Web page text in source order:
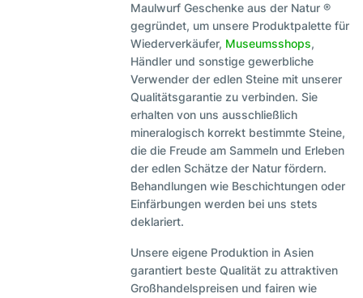
Maulwurf Geschenke aus der Natur ®
gegründet, um unsere Produktpalette für
Wiederverkäufer, Museumsshops,
Händler und sonstige gewerbliche
Verwender der edlen Steine mit unserer
Qualitätsgarantie zu verbinden. Sie
erhalten von uns ausschließlich
mineralogisch korrekt bestimmte Steine,
die die Freude am Sammeln und Erleben
der edlen Schätze der Natur fördern.
Behandlungen wie Beschichtungen oder
Einfärbungen werden bei uns stets
deklariert.
Unsere eigene Produktion in Asien
garantiert beste Qualität zu attraktiven
Großhandelspreisen und fairen wie